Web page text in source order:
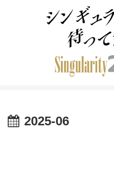
2025-06